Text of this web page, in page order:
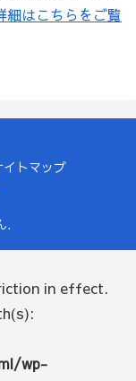
細はこちらをご覧
イトマップ
.
in effect.
wp-